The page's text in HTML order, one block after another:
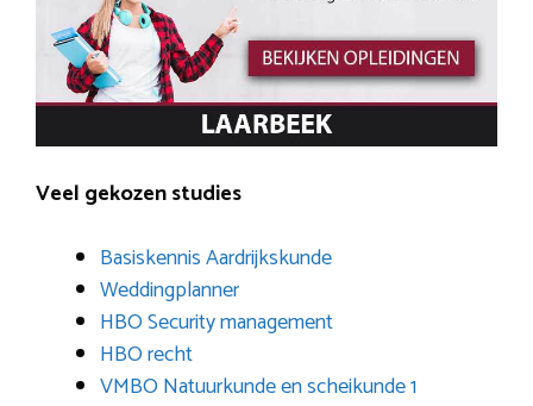
Veel gekozen studies
Basiskennis Aardrijkskunde
Weddingplanner
HBO Security management
HBO recht
VMBO Natuurkunde en scheikunde 1